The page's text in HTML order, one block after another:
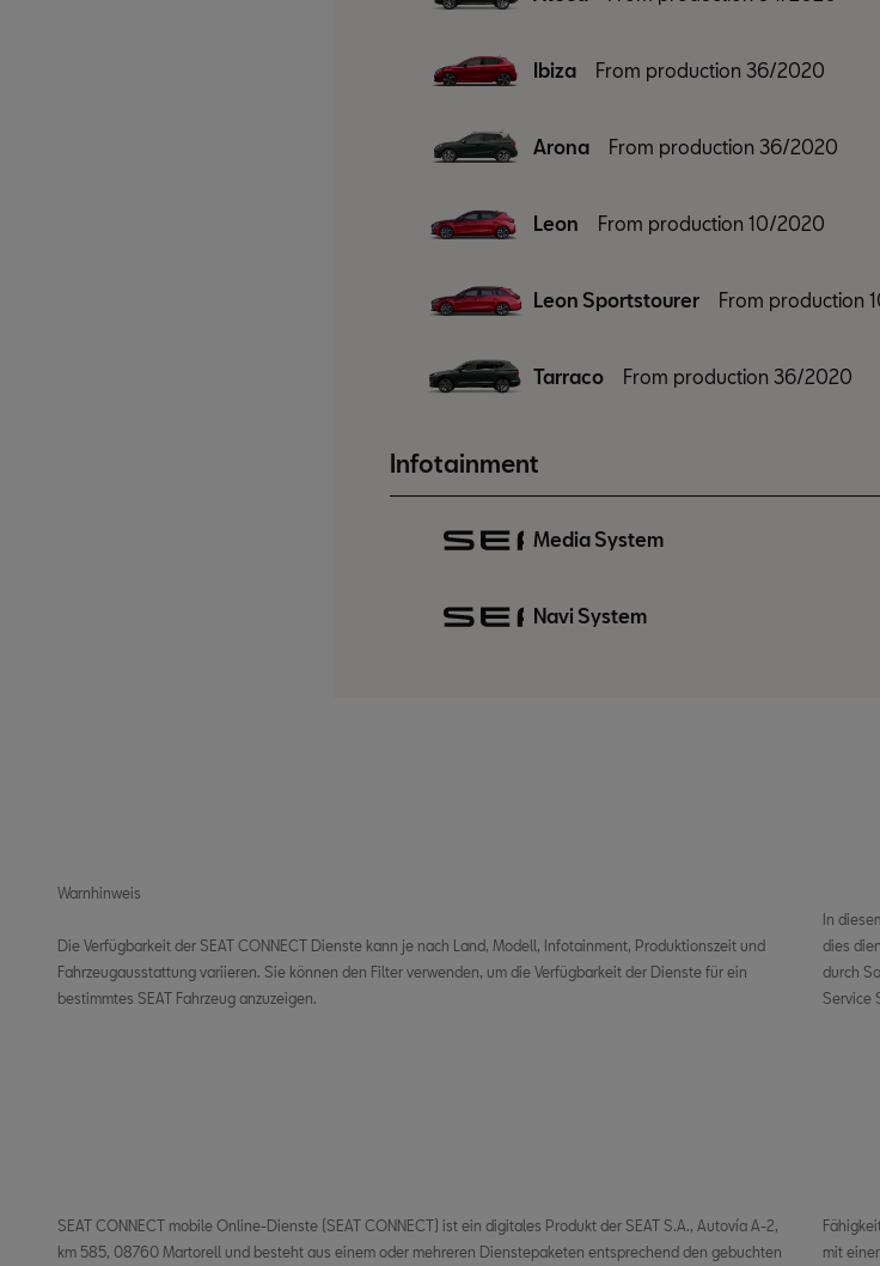
Ibiza From production 36/2020
Arona From production 36/2020
Leon From production 10/2020
Leon Sportstourer From production
Tarraco From production 36/2020
Infotainment
Media System
Navi System
Warnhinweis
Die Verfügbarkeit der SEAT CONNECT Dienste kann je nach Land, Modell, Infotainment, Produktionszeit und
Fahrzeugausstattung variieren. Sie können den Filter verwenden, um die Verfügbarkeit der Dienste für ein
bestimmtes SEAT Fahrzeug anzuzeigen.
In
dies
durch
Service
SEAT CONNECT mobile Online-Dienste (SEAT CONNECT) ist ein digitales Produkt der SEAT S.A., Autovía A-2,
km 585, 08760 Martorell und besteht aus einem oder mehreren Dienstepaketen entsprechend den gebuchten
Fähigkeit, als mobiler WLAN-Hotspot zu agieren, möglich. In diesem Fall sind die entsprechenden Dienste nur
mit einem bestehenden oder separat abzuschließenden Mobilfunkvertrag zwischen dir und deinem